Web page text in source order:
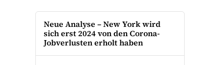
Neue Analyse – New York wird
sich erst 2024 von den Corona-
Jobverlusten erholt haben